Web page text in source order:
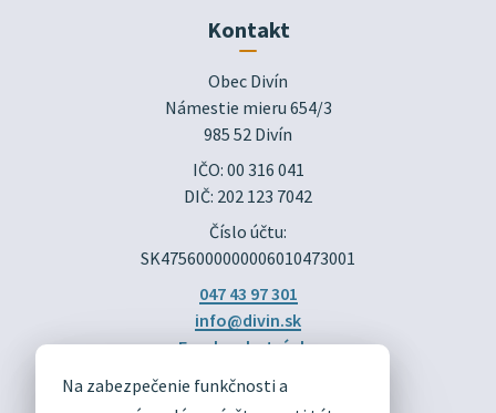
Na zabezpečenie funkčnosti a
Kontakt
Obec Divín
Námestie mieru 654/3
985 52 Divín
IČO: 00 316 041
DIČ: 202 123 7042
Číslo účtu:
SK4756000000006010473001
047 43 97 301
info@divin.sk
Facebook stránka